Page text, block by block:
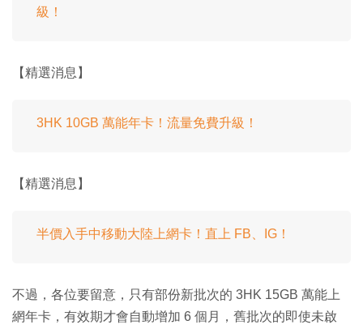
級！
【精選消息】
3HK 10GB 萬能年卡！流量免費升級！
【精選消息】
半價入手中移動大陸上網卡！直上 FB、IG！
不過，各位要留意，只有部份新批次的 3HK 15GB 萬能上
網年卡，有效期才會自動增加 6 個月，舊批次的即使未啟